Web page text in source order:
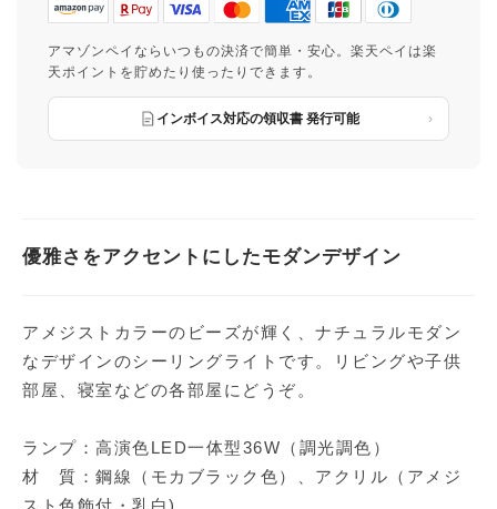
アマゾンペイならいつもの決済で簡単・安心。楽天ペイは楽
天ポイントを貯めたり使ったりできます。
インボイス対応の領収書 発行可能
優雅さをアクセントにしたモダンデザイン
アメジストカラーのビーズが輝く、ナチュラルモダン
なデザインのシーリングライトです。リビングや子供
部屋、寝室などの各部屋にどうぞ。
ランプ：高演色LED一体型36W（調光調色）
材 質：鋼線（モカブラック色）、アクリル（アメジ